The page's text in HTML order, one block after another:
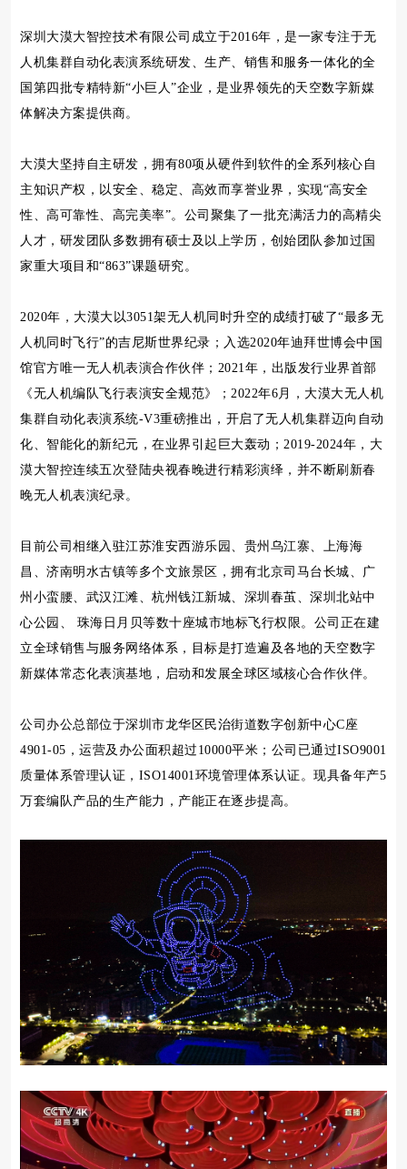
深圳大漠大智控技术有限公司成立于2016年，是一家专注于无
人机集群自动化表演系统研发、生产、销售和服务一体化的全
国第四批专精特新“小巨人”企业，是业界领先的天空数字新媒
体解决方案提供商。
大漠大坚持自主研发，拥有80项从硬件到软件的全系列核心自
主知识产权，以安全、稳定、高效而享誉业界，实现“高安全
性、高可靠性、高完美率”。公司聚集了一批充满活力的高精尖
人才，研发团队多数拥有硕士及以上学历，创始团队参加过国
家重大项目和“863”课题研究。
2020年，大漠大以3051架无人机同时升空的成绩打破了“最多无
人机同时飞行”的吉尼斯世界纪录；入选2020年迪拜世博会中国
馆官方唯一无人机表演合作伙伴；2021年，出版发行业界首部
《无人机编队飞行表演安全规范》；2022年6月，大漠大无人机
集群自动化表演系统-V3重磅推出，开启了无人机集群迈向自动
化、智能化的新纪元，在业界引起巨大轰动；2019-2024年，大
漠大智控连续五次登陆央视春晚进行精彩演绎，并不断刷新春
晚无人机表演纪录。
目前公司相继入驻江苏淮安西游乐园、贵州乌江寨、上海海
昌、济南明水古镇等多个文旅景区，拥有北京司马台长城、广
州小蛮腰、武汉江滩、杭州钱江新城、深圳春茧、深圳北站中
心公园、 珠海日月贝等数十座城市地标飞行权限。公司正在建
立全球销售与服务网络体系，目标是打造遍及各地的天空数字
新媒体常态化表演基地，启动和发展全球区域核心合作伙伴。
公司办公总部位于深圳市龙华区民治街道数字创新中心C座
4901-05，运营及办公面积超过10000平米；公司已通过ISO9001
质量体系管理认证，ISO14001环境管理体系认证。现具备年产5
万套编队产品的生产能力，产能正在逐步提高。